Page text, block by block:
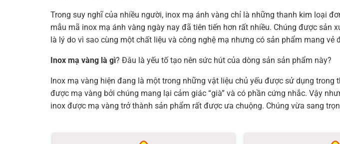
Trong suy nghĩ của nhiều người, inox mạ ánh vàng chỉ là những thanh kim loại
mẫu mã inox mạ ánh vàng ngày nay đã tiên tiến hơn rất nhiều. Chúng được sản
là lý do vì sao cùng một chất liệu và công nghệ mạ nhưng có sản phẩm mang
Inox mạ vàng là gì? Đâu là yếu tố tạo nên sức hút của dòng sản sản phẩm này?
Inox mạ vàng hiện đang là một trong những vật liệu chủ yếu được sử dụng
được mạ vàng bởi chúng mang lại cảm giác “già” và có phần cứng nhắc. Vậy
inox được mạ vàng trở thành sản phẩm rất được ưa chuộng. Chúng vừa sang